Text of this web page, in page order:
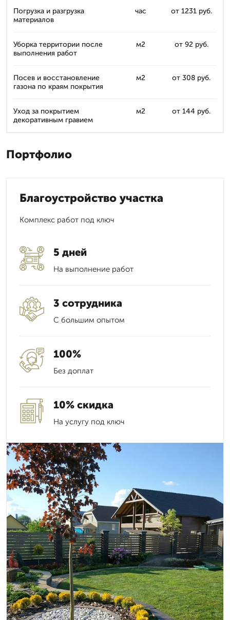
Погрузка и разгрузка
материалов
час от 1231 руб.
Уборка территории после
выполнения работ
м2 от 92 руб.
Посев и восстановление
газона по краям покрытия
м2 от 308 руб.
Уход за покрытием
декоративным гравием
м2 от 144 руб.
Портфолио
Благоустройство участка
Комплекс работ под ключ
5 дней
На выполнение работ
3 сотрудника
С большим опытом
100%
Без доплат
10% скидка
На услугу под ключ